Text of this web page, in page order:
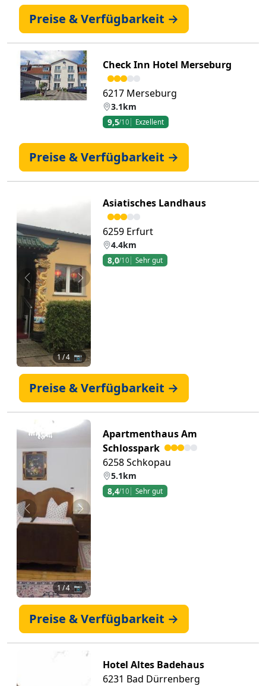
Preise & Verfügbarkeit →
Check Inn Hotel Merseburg
6217 Merseburg
3.1km
9,5/10 Exzellent
Preise & Verfügbarkeit →
Zurück Weiter
1/ 4 📷
Asiatisches Landhaus
6259 Erfurt
4.4km
8,0/10 Sehr gut
Preise & Verfügbarkeit →
Zurück Weiter
1 / 4 📷
Apartmenthaus Am
Schlosspark
6258 Schkopau
5.1km
8,4/10 Sehr gut
Preise & Verfügbarkeit →
Hotel Altes Badehaus
6231 Bad Dürrenberg